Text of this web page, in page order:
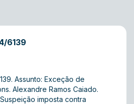
6139
Assunto: Exceção de
Alexandre Ramos Caiado.
imposta contra